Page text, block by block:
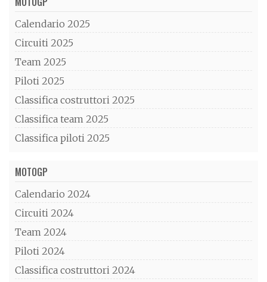
Calendario 2025
Circuiti 2025
Team 2025
Piloti 2025
Classifica costruttori 2025
Classifica team 2025
Classifica piloti 2025
MOTOGP
Calendario 2024
Circuiti 2024
Team 2024
Piloti 2024
Classifica costruttori 2024